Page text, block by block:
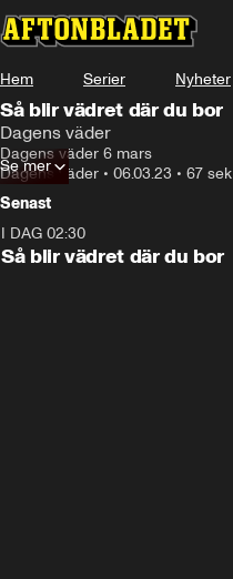
Hem Serier Nyheter
Så blir vädret där du bor
Dagens väder
Dagens väder 6 mars
Dagens väder • 06.03.23 • 67 sek
Se mer
Senast
I DAG 02:30
Så blir vädret där du bor